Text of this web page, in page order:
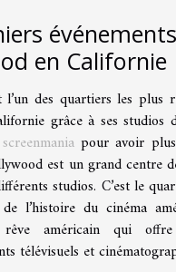
en Californie
des quartiers les plus
grâce à ses studios
screenmaniapour avoir plus
est un grand centre
studios. C’est le
l’histoire du cinéma
américain qui
télévisuels et